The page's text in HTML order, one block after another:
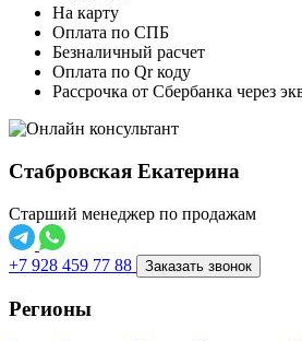
На карту
Оплата по СПБ
Безналичный расчет
Оплата по Qr коду
Рассрочка от Сбербанка через
Стабровская Екатерина
Старший менеджер по продажам
+7 928 459 77 88 Заказать звонок
Регионы